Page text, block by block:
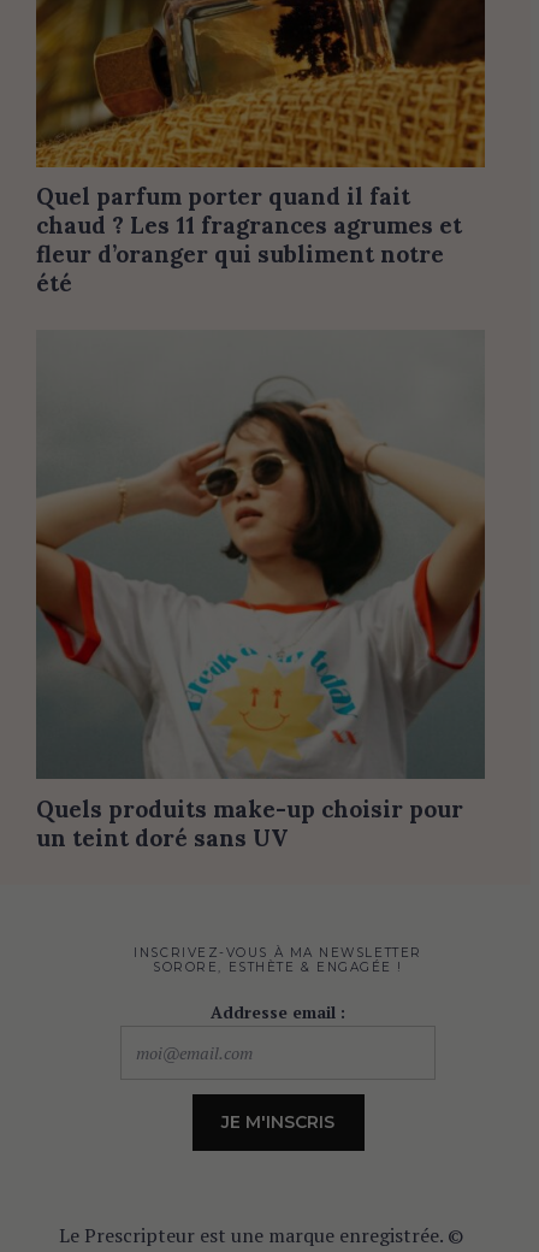
Quel parfum porter quand il fait
chaud ? Les 11 fragrances agrumes et
fleur d’oranger qui subliment notre
été
Quels produits make-up choisir pour
un teint doré sans UV
INSCRIVEZ-VOUS À MA NEWSLETTER
SORORE, ESTHÈTE & ENGAGÉE !
Addresse email :
Le Prescripteur est une marque enregistrée. ©